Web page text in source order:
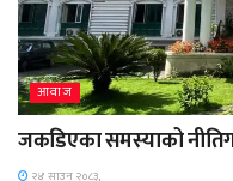
आवाज
जकडिएका समस्याको
२४ साउन २०८३,